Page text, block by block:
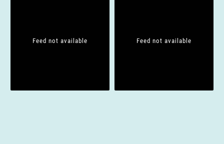
Feed not available Feed not available